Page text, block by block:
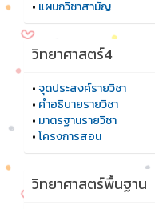
• แผนกวิชาสามัญ
วิทยาศาสตร์4
•จุดประสงค์รายวิชา
• คำอธิบายรายวิชา
• มาตรฐานรายวิชา
•โครงการสอน
วิทยาศาสตร์พื้นฐาน